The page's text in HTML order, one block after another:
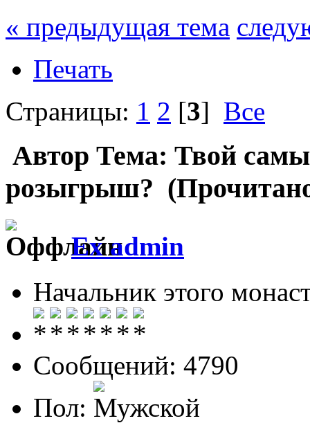
« предыдущая тема
Печать
Страницы: 1 2 [3] Все
Автор Тема: Твой
розыгрыш? (Прочитано
Ex admin
Начальник этого
Сообщений: 4790
Пол: